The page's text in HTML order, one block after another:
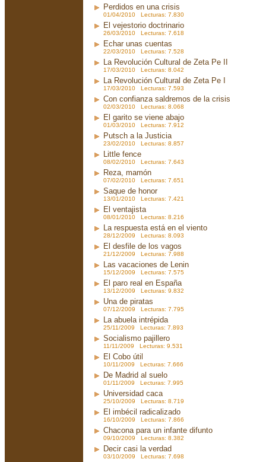
Perdidos en una crisis
01/04/2010 Lecturas: 7.830
El vejestorio doctrinario
26/03/2010 Lecturas: 7.618
Echar unas cuentas
22/03/2010 Lecturas: 7.528
La Revolución Cultural de Zeta Pe II
17/03/2010 Lecturas: 8.042
La Revolución Cultural de Zeta Pe I
17/03/2010 Lecturas: 7.593
Con confianza saldremos de la crisis
02/03/2010 Lecturas: 8.068
El garito se viene abajo
01/03/2010 Lecturas: 7.912
Putsch a la Justicia
23/02/2010 Lecturas: 8.857
Little fence
08/02/2010 Lecturas: 7.643
Reza, mamón
07/02/2010 Lecturas: 7.651
Saque de honor
13/01/2010 Lecturas: 7.421
El ventajista
08/01/2010 Lecturas: 8.216
La respuesta está en el viento
28/12/2009 Lecturas: 8.093
El desfile de los vagos
21/12/2009 Lecturas: 7.988
Las vacaciones de Lenin
15/12/2009 Lecturas: 7.575
El paro real en España
13/12/2009 Lecturas: 9.832
Una de piratas
07/12/2009 Lecturas: 7.795
La abuela intrépida
25/11/2009 Lecturas: 7.893
Socialismo pajillero
11/11/2009 Lecturas: 9.531
El Cobo útil
10/11/2009 Lecturas: 7.666
De Madrid al suelo
01/11/2009 Lecturas: 7.995
Universidad caca
25/10/2009 Lecturas: 8.719
El imbécil radicalizado
16/10/2009 Lecturas: 7.866
Chacona para un infante difunto
09/10/2009 Lecturas: 8.382
Decir casi la verdad
03/10/2009 Lecturas: 7.698